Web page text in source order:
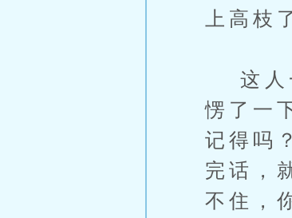
上高枝
这人
愣了一
记得吗
完话，
不住，